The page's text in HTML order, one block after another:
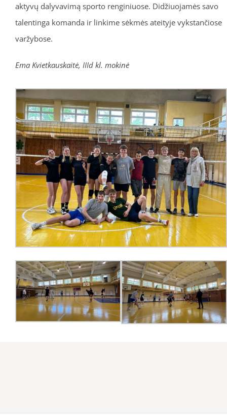
aktyvų dalyvavimą sporto renginiuose. Didžiuojamės savo
talentinga komanda ir linkime sėkmės ateityje vykstančiose
varžybose.
Ema Kvietkauskaitė, IIId kl. mokinė